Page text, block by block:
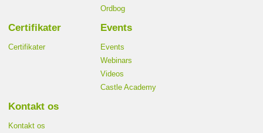
Ordbog
Certifikater
Certifikater
Events
Events
Webinars
Videos
Castle Academy
Kontakt os
Kontakt os